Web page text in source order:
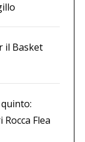
il Basket
Flea